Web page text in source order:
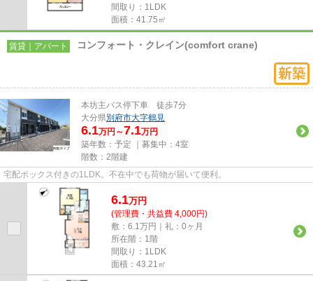
間取り：1LDK
面積：41.75㎡
賃貸｜アパート コンフォート・クレイン(comfort crane)
本坊主バス停下車 徒歩7分
大分県別府市大字鶴見
6.1万円～7.1万円
築年数：予定 ｜募集中： 4室
階数：2階建
宅配ボックス付きの1LDK。不在中でも荷物が届いて便利。
6.1万円
(管理費・共益費 4,000円)
敷：6.1万円｜礼：0ヶ月
所在階：1階
間取り：1LDK
面積：43.21㎡